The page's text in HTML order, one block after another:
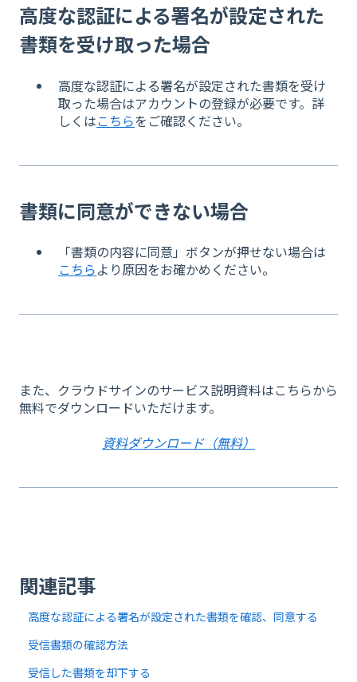
高度な認証による署名が設定された
書類を受け取った場合
高度な認証による署名が設定された書類を受け
取った場合はアカウントの登録が必要です。詳
しくはこちらをご確認ください。
書類に同意ができない場合
「書類の内容に同意」ボタンが押せない場合は
こちらより原因をお確かめください。
また、クラウドサインのサービス説明資料はこちらから
無料でダウンロードいただけます。
資料ダウンロード（無料）
関連記事
高度な認証による署名が設定された書類を確認、同意する
受信書類の確認方法
受信した書類を却下する